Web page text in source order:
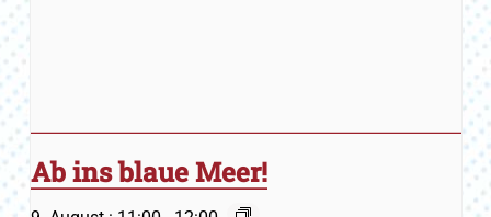
Ab ins blaue Meer!